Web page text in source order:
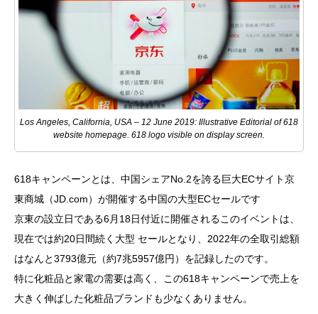
Los Angeles, California, USA – 12 June 2019: Illustrative Editorial of 618
website homepage. 618 logo visible on display screen.
618キャンペーンとは、中国シェアNo.2を誇る巨大ECサイト京
東商城（JD.com）が開催する中国の大型ECセールです
京東の設立日である6月18日付近に開催されるこのイベントは、
現在では約20日間続く大型 セールとなり、2022年の全取引総額
はなんと3793億元（約7兆5957億円）を記録したのです。
特に化粧品と家電の需要は高く、この618キャンペーンで売上を
大きく伸ばした化粧品ブランドも少なくありません。